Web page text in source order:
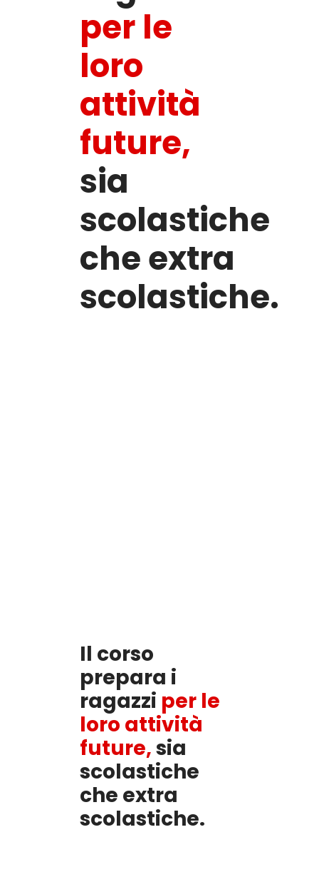
per le
loro
attività
future,
sia
scolastiche
che extra
scolastiche.
Il corso
prepara i
ragazzi per le
loro attività
future,sia
scolastiche
che extra
scolastiche.